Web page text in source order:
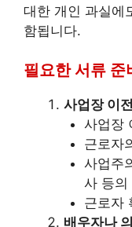
대한 개인 과실에
함됩니다.
필요한 서류 준
사업장 이
사업장
근로자
사업주
사 등의
근로자
배우자나